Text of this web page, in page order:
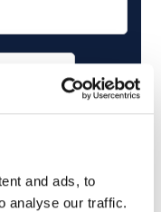
and ads, to
analyse our traffic.
del lavoro
inglese